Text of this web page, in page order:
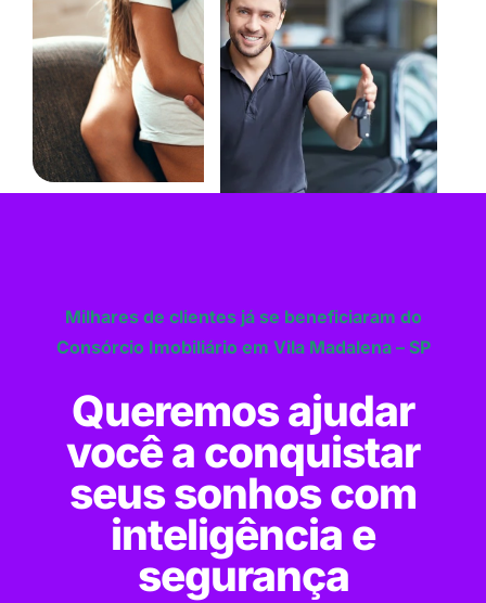
Milhares de clientes já se beneficiaram do
Consórcio Imobiliário em Vila Madalena – SP
Queremos ajudar
você a conquistar
seus sonhos com
inteligência e
segurança